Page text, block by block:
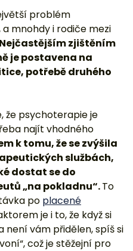
problém
mnohdy i rodiče mezi
Nejčastějším zjištěním
je postavena na
potřebě druhého
že psychoterapie je
najít vhodného
k tomu, že se zvýšila
službách,
dostat se do
„na pokladnu“.To
po placené
je i to, že když si
vám přidělen, spíš si
což je stěžejní pro